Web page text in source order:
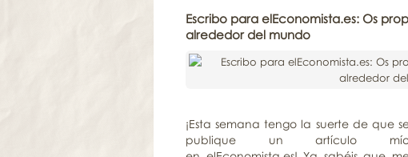
Escribo para elEconomista.es: Os
alrededor del mundo
¡Esta semana tengo la suerte de que
publique un artículo